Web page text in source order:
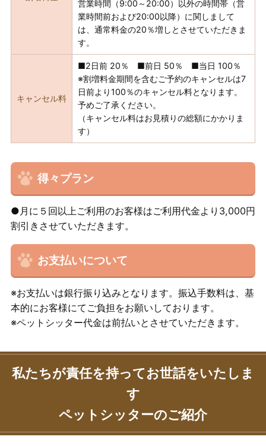
営業時間（9:00～20:00）以外の時間帯（営
業時間前および20:00以降）に関しまして
は、通常料金の20％増しとさせていただきま
す。
キャンセル料
■2日前 20％ ■前日 50％ ■当日 100％
※割増料金期間を含むご予約のキャンセルは7
日前より100％のキャンセル料となります。
予めご了承ください。
（キャンセル料はお見積りの総額にかかりま
す）
得々プラン
●月に５回以上ご利用のお客様はご利用代金より3,000円
割引きさせていただきます。
お支払いについて
※お支払いは銀行振り込みとなります。振込手数料は、基
本的にお客様にてご負担をお願いしております。
※ペットシッター代金は前払いとさせていただきます。
私たちが責任を持ってお世話をいたしま
す
ペットシッターのご紹介